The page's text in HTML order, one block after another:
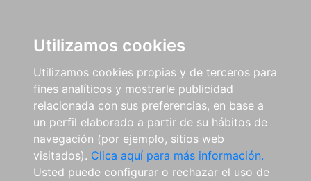
Utilizamos cookies
Utilizamos cookies propias y de terceros para
fines analíticos y mostrarle publicidad
relacionada con sus preferencias, en base a
un perfil elaborado a partir de su hábitos de
navegación (por ejemplo, sitios web
visitados). Clica aquí para más información.
Usted puede configurar o rechazar el uso de